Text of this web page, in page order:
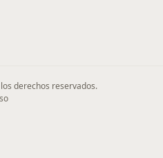
derechos reservados.